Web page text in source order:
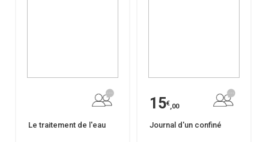
Le traitement de l'eau
15€,00
Journal d'un confiné